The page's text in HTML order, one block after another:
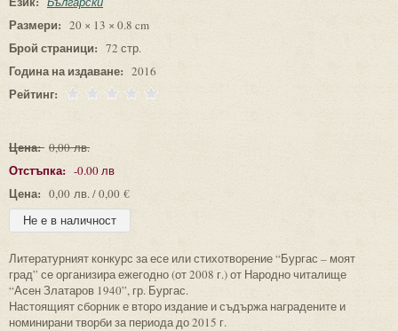
Размери: 20 × 13 × 0.8 cm
Брой страници: 72 стр.
Година на издаване: 2016
Рейтинг:
Цена: 0,00 лв.
Отстъпка: -0.00 лв
Цена: 0,00 лв. / 0,00 €
Литературният конкурс за есе или стихотворение “Бургас – моят
град” се организира ежегодно (от 2008 г.) от Народно читалище
“Асен Златаров 1940”, гр. Бургас.
Настоящият сборник е второ издание и съдържа наградените и
номинирани творби за периода до 2015 г.